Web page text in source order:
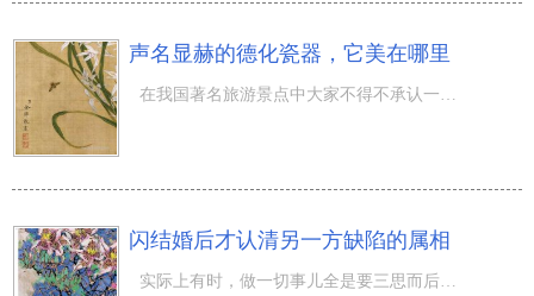
声名显赫的德化瓷器，它美在哪里
闪结婚后才认清另一方缺陷的属相